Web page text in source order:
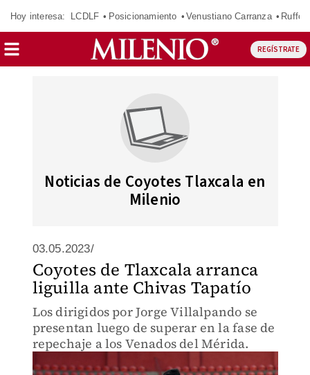
Hoy interesa: LCDLF Posicionamiento Venustiano Carranza Ruffo
REGÍSTRATE
Noticias de Coyotes Tlaxcala en
Milenio
03.05.2023/
Coyotes de Tlaxcala arranca
liguilla ante Chivas Tapatío
Los dirigidos por Jorge Villalpando se
presentan luego de superar en la fase de
repechaje a los Venados del Mérida.